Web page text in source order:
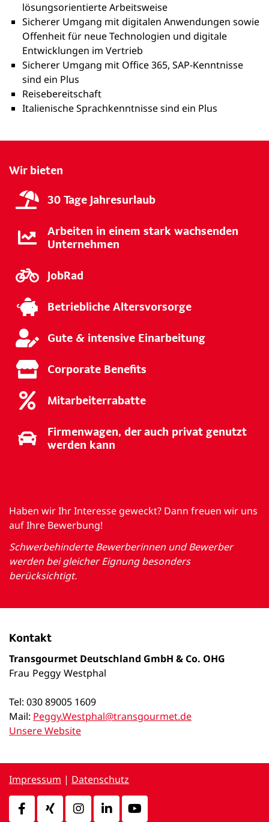
lösungsorientierte Arbeitsweise
Sicherer Umgang mit digitalen Anwendungen sowie
Offenheit für neue Technologien und digitale
Entwicklungen im Vertrieb
Sicherer Umgang mit Office 365, SAP‑Kenntnisse
sind ein Plus
Reisebereitschaft
Italienische Sprachkenntnisse sind ein Plus
Wir bieten
30 Tage Jahresurlaub
Arbeiten in einem stark wachsenden
Unternehmen
JobRad
Betriebliche Altersvorsorge
Gute & intensive Einarbeitung
Corporate Benefits
Mitarbeiterrabatte
Firmenwagen, der auch privat genutzt
werden kann
Haben wir Ihr Interesse geweckt? Dann freuen wir uns
auf Ihre Bewerbung!
Schwerbehinderte Bewerberinnen und Bewerber
werden bei gleicher Eignung besonders
berücksichtigt.
Kontakt
Transgourmet Deutschland GmbH & Co. OHG
Frau Peggy Westphal
Tel: 030 89005 1609
Mail: Peggy.Westphal@transgourmet.de
Unsere Website
Impressum | Datenschutz